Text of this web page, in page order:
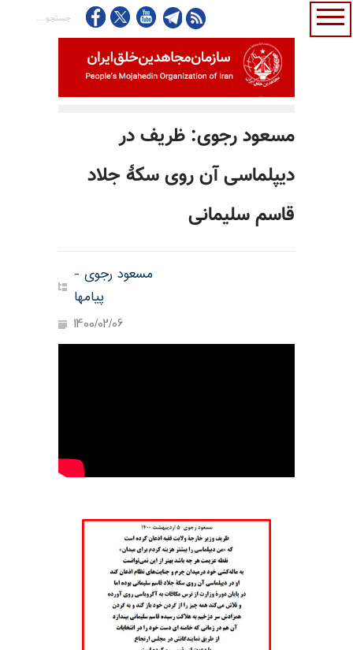
مسعود رجوی: ظریف در
دیپلماسی آن روی سکهٔ جلاد
قاسم سلیمانی
مسعود رجوی -
پیامها
1400/02/06